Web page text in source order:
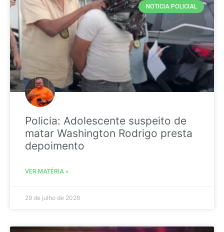
NOTICIA POLICIAL
Policia: Adolescente suspeito de
matar Washington Rodrigo presta
depoimento
VER MATÉRIA »
29 de julho de 2026